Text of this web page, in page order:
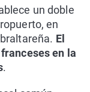
un doble
en
El
en la
.